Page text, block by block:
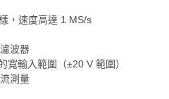
，速度高達 1 MS/s
波器
寬輸入範圍（±20 V 範圍）
測量